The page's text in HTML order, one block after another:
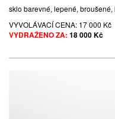
sklo barevné, lepené,
VYVOLÁVACÍ CENA: 17 000 Kč
VYDRAŽENO ZA: 18 000 Kč